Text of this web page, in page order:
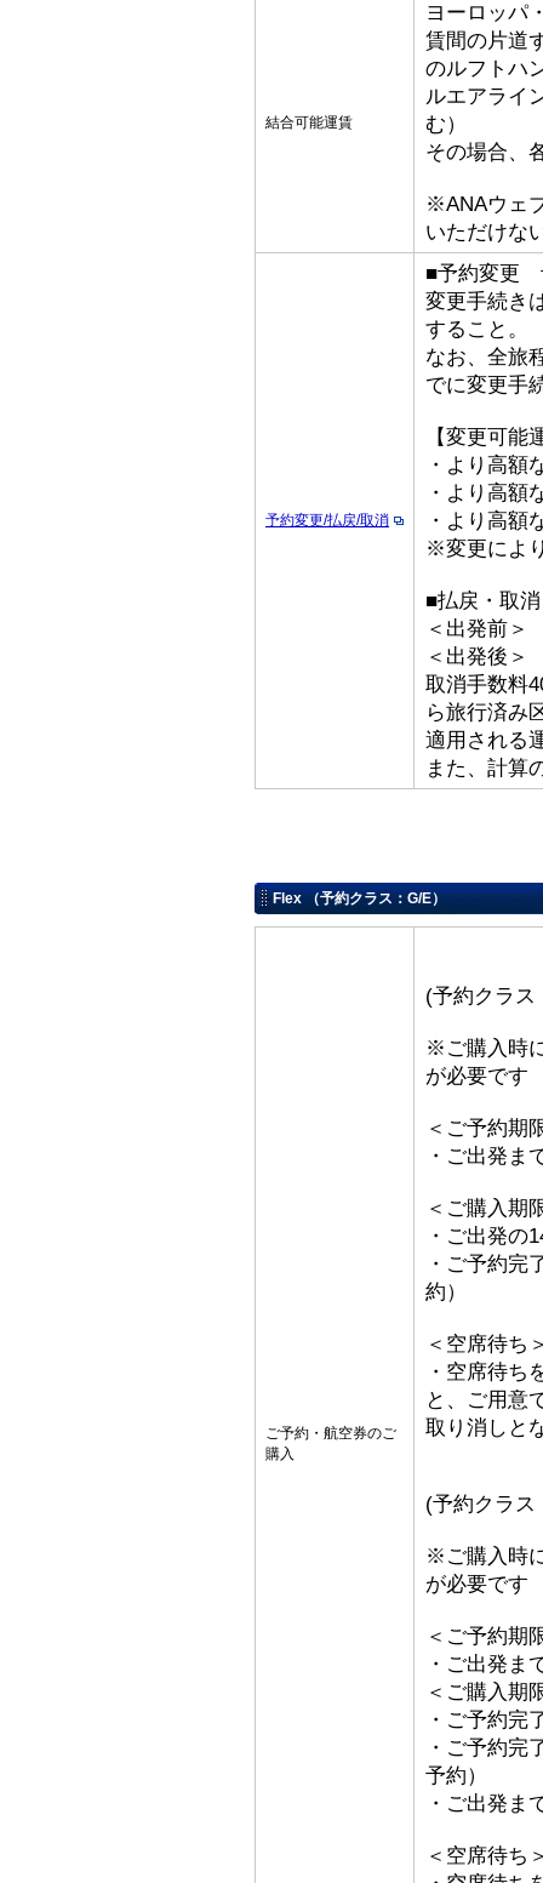
結合可能運賃
ヨーロッパ
賃間の片道
のルフトハ
ルエアライ
む）
その場合、
※ANAウェ
いただけな
予約変更/払戻/取消
■予約変更
変更手続き
すること。
なお、全旅
でに変更手
【変更可能
・より高額
・より高額
・より高額
※変更によ
■払戻・取消
＜出発前＞
＜出発後
取消手数料
ら旅行済み
適用される
また、計算
Flex （予約クラス：G/E）
ご予約・航空券のご
購入
(予約クラス
※ご購入時
が必要です
＜ご予約期
・ご出発ま
＜ご購入期
・ご出発の
・ご予約完
約）
＜空席待ち
・空席待ち
と、ご用意
取り消しと
(予約クラス
※ご購入時
が必要です
＜ご予約期
・ご出発ま
＜ご購入期
・ご予約完
・ご予約完
予約）
・ご出発ま
＜空席待ち